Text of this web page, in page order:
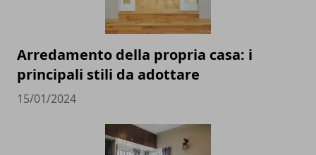
Arredamento della propria casa: i
principali stili da adottare
15/01/2024